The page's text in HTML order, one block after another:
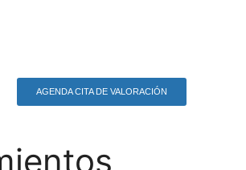
AGENDA CITA DE VALORACIÓN